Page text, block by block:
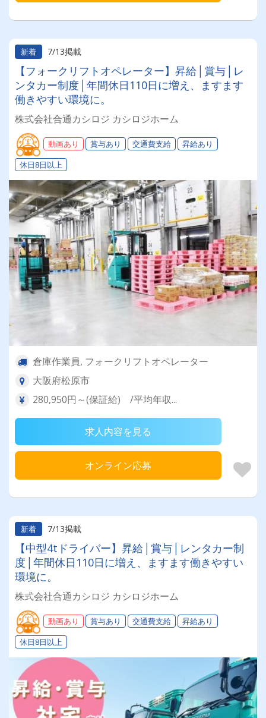
新着 7/13掲載
【フォークリフトオペレーター】昇給│賞与│レ
ンタカー制度│年間休日110日に増え、ますます
働きやすい環境に。
株式会社合通カシロジ カシロジホーム
動画あり 賞与あり 交通費支給
昇給あり
休日8日以上
倉庫作業員, フォークリフトオペレーター
大阪府松原市
280,950円～(保証給) /平均年収...
求人内容を見る
オンライン応募
新着 7/13掲載
【中型4tドライバー】昇給│賞与│レンタカー制
度│年間休日110日に増え、ますます働きやすい
環境に。
株式会社合通カシロジ カシロジホーム
動画あり 賞与あり 交通費支給
昇給あり
休日8日以上